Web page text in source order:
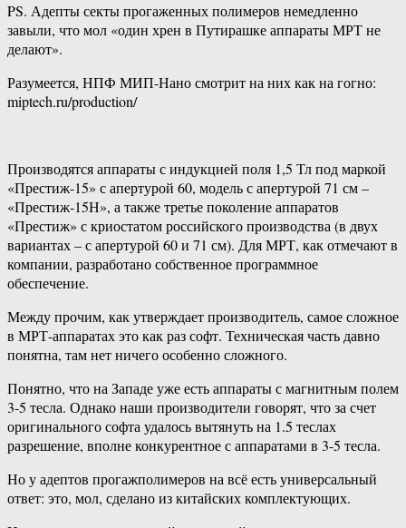
PS. Адепты секты прогаженных полимеров немедленно
завыли, что мол «один хрен в Путирашке аппараты МРТ не
делают».
Разумеется, НПФ МИП-Нано смотрит на них как на гогно:
miptech.ru/production/
Производятся аппараты с индукцией поля 1,5 Тл под маркой
«Престиж-15» с апертурой 60, модель с апертурой 71 см –
«Престиж-15Н», а также третье поколение аппаратов
«Престиж» с криостатом российского производства (в двух
вариантах – с апертурой 60 и 71 см). Для МРТ, как отмечают в
компании, разработано собственное программное
обеспечение.
Между прочим, как утверждает производитель, самое сложное
в МРТ-аппаратах это как раз софт. Техническая часть давно
понятна, там нет ничего особенно сложного.
Понятно, что на Западе уже есть аппараты с магнитным полем
3-5 тесла. Однако наши производители говорят, что за счет
оригинального софта удалось вытянуть на 1.5 теслах
разрешение, вполне конкурентное с аппаратами в 3-5 тесла.
Но у адептов прогажполимеров на всё есть универсальный
ответ: это, мол, сделано из китайских комплектующих.